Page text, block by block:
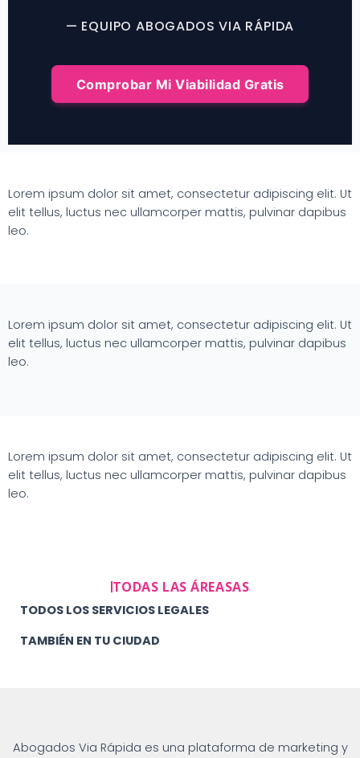
— EQUIPO ABOGADOS VIA RÁPIDA
Comprobar Mi Viabilidad Gratis
Lorem ipsum dolor sit amet, consectetur adipiscing elit. Ut
elit tellus, luctus nec ullamcorper mattis, pulvinar dapibus
leo.
Lorem ipsum dolor sit amet, consectetur adipiscing elit. Ut
elit tellus, luctus nec ullamcorper mattis, pulvinar dapibus
leo.
Lorem ipsum dolor sit amet, consectetur adipiscing elit. Ut
elit tellus, luctus nec ullamcorper mattis, pulvinar dapibus
leo.
TODAS LAS ÁREASAS
TODOS LOS SERVICIOS LEGALES
TAMBIÉN EN TU CIUDAD
Abogados Via Rápida es una plataforma de marketing y